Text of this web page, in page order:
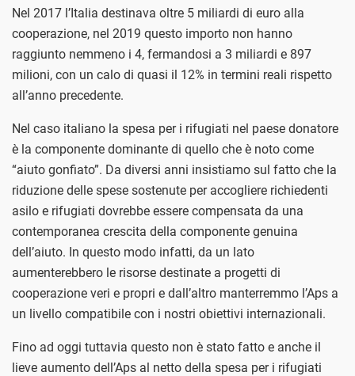
Nel 2017 l’Italia destinava oltre 5 miliardi di euro alla
cooperazione, nel 2019 questo importo non hanno
raggiunto nemmeno i 4, fermandosi a 3 miliardi e 897
milioni, con un calo di quasi il 12% in termini reali rispetto
all’anno precedente.
Nel caso italiano la spesa per i rifugiati nel paese donatore
è la componente dominante di quello che è noto come
“aiuto gonfiato”. Da diversi anni insistiamo sul fatto che la
riduzione delle spese sostenute per accogliere richiedenti
asilo e rifugiati dovrebbe essere compensata da una
contemporanea crescita della componente genuina
dell’aiuto. In questo modo infatti, da un lato
aumenterebbero le risorse destinate a progetti di
cooperazione veri e propri e dall’altro manterremmo l’Aps a
un livello compatibile con i nostri obiettivi internazionali.
Fino ad oggi tuttavia questo non è stato fatto e anche il
lieve aumento dell’Aps al netto della spesa per i rifugiati